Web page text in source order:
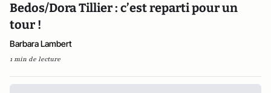
Bedos/Dora Tillier : c’est reparti pour un
tour !
Barbara Lambert
1 min de lecture